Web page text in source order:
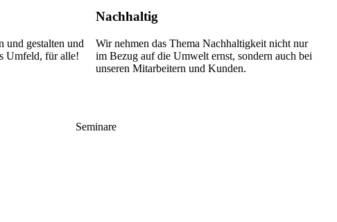
und gestalten und
Umfeld, für alle!
Nachhaltig
Wir nehmen das Thema Nachhaltigkeit nicht nur
im Bezug auf die Umwelt ernst, sondern auch bei
unseren Mitarbeitern und Kunden.
Seminare